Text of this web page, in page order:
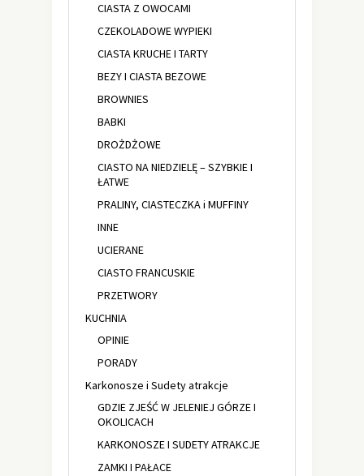
CIASTA Z OWOCAMI
CZEKOLADOWE WYPIEKI
CIASTA KRUCHE I TARTY
BEZY I CIASTA BEZOWE
BROWNIES
BABKI
DROŻDŻOWE
CIASTO NA NIEDZIELĘ – SZYBKIE I
ŁATWE
PRALINY, CIASTECZKA i MUFFINY
INNE
UCIERANE
CIASTO FRANCUSKIE
PRZETWORY
KUCHNIA
OPINIE
PORADY
Karkonosze i Sudety atrakcje
GDZIE ZJEŚĆ W JELENIEJ GÓRZE I
OKOLICACH
KARKONOSZE I SUDETY ATRAKCJE
ZAMKI I PAŁACE